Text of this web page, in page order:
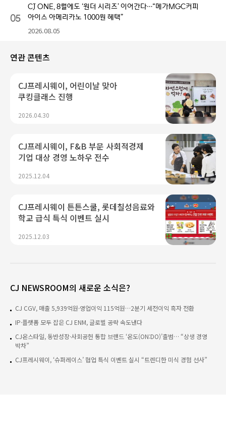
05
CJ ONE, 8월에도 ‘원더 시리즈’ 이어간다…“메가MGC커피
아이스 아메리카노 1000원 혜택”
2026.08.05
연관 콘텐츠
CJ프레시웨이, 어린이날 맞아
쿠킹클래스 진행
2026.04.30
CJ프레시웨이, F&B 부문 사회적경제
기업 대상 경영 노하우 전수
2025.12.04
CJ프레시웨이 튼튼스쿨, 롯데칠성음료와
학교 급식 특식 이벤트 실시
2025.12.03
CJ NEWSROOM의 새로운 소식은?
CJ CGV, 매출 5,939억원·영업이익 115억원…2분기 세전이익 흑자 전환
IP·플랫폼 모두 잡은 CJ ENM, 글로벌 공략 속도낸다
CJ온스타일, 동반성장·사회공헌 통합 브랜드 ‘온도(ON:DO)’출범… “상생 경영
박차”
CJ프레시웨이, ‘슈퍼레이스’ 협업 특식 이벤트 실시 “트렌디한 미식 경험 선사”